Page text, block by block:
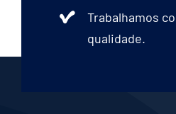
Trabalhamos
qualidade.